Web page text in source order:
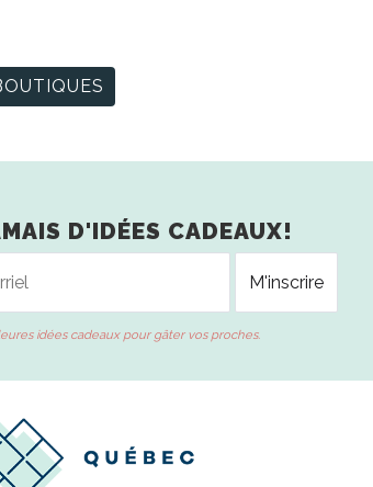
D'IDÉES CADEAUX!
idées cadeaux pour gâter vos proches.